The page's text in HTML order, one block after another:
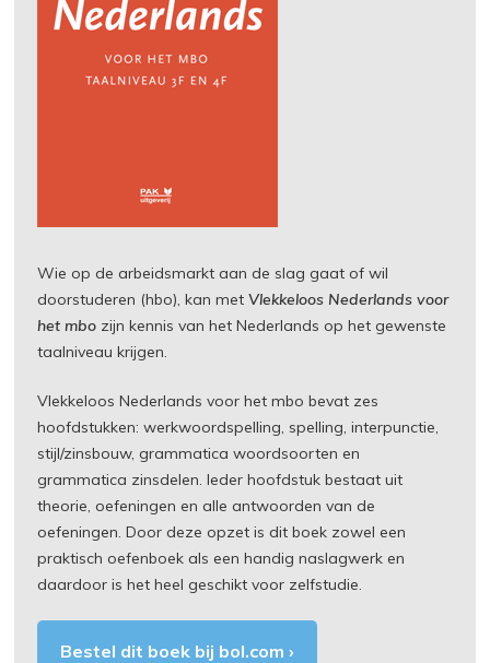
Wie op de arbeidsmarkt aan de slag gaat of wil
doorstuderen (hbo), kan metVlekkeloos Nederlands voor
het mbo zijn kennis van het Nederlands op het gewenste
taalniveau krijgen.
Vlekkeloos Nederlands voor het mbo bevat zes
hoofdstukken: werkwoordspelling, spelling, interpunctie,
stijl/zinsbouw, grammatica woordsoorten en
grammatica zinsdelen. Ieder hoofdstuk bestaat uit
theorie, oefeningen en alle antwoorden van de
oefeningen. Door deze opzet is dit boek zowel een
praktisch oefenboek als een handig naslagwerk en
daardoor is het heel geschikt voor zelfstudie.
Bestel dit boek bij bol.com ›